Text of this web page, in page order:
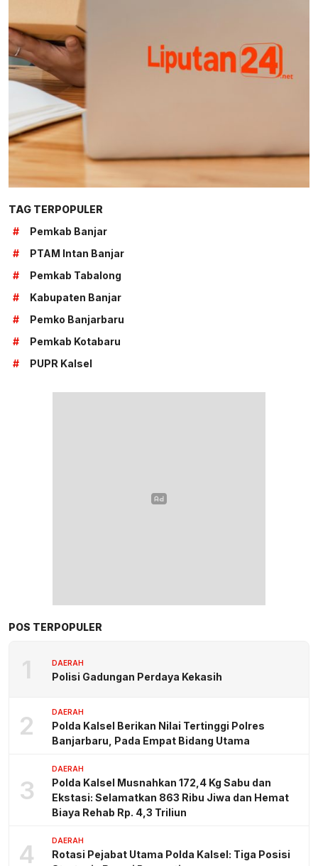
TAG TERPOPULER
#
Pemkab Banjar
#
PTAM Intan Banjar
#
Pemkab Tabalong
#
Kabupaten Banjar
#
Pemko Banjarbaru
#
Pemkab Kotabaru
#
PUPR Kalsel
POS TERPOPULER
1 DAERAH
Polisi Gadungan Perdaya Kekasih
2 DAERAH
Polda Kalsel Berikan Nilai Tertinggi Polres
Banjarbaru, Pada Empat Bidang Utama
3
DAERAH
Polda Kalsel Musnahkan 172,4 Kg Sabu dan
Ekstasi: Selamatkan 863 Ribu Jiwa dan Hemat
Biaya Rehab Rp. 4,3 Triliun
4 DAERAH
Rotasi Pejabat Utama Polda Kalsel: Tiga Posisi